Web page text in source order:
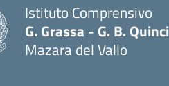
Istituto Comprensivo
G. Grassa - G. B. Quinci
Mazara del Vallo